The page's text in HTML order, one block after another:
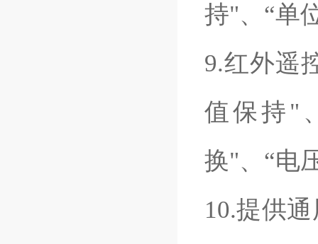
持"、“单
9.红外遥
值保持"
换"、“电
10.提供